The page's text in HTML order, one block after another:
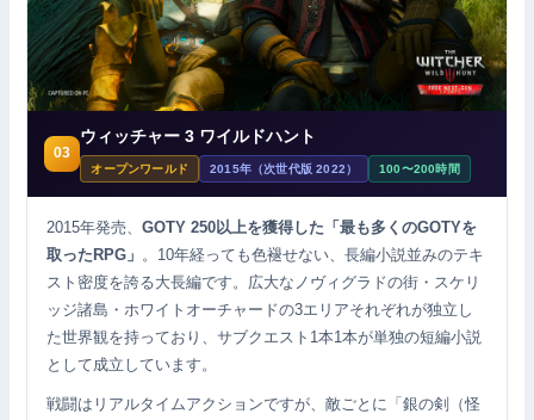
03
ウィッチャー 3 ワイルドハント
オープンワールド 2015年（次世代版 2022） 100〜200時間
2015年発売、GOTY 250以上を獲得した「最も多くのGOTYを
取ったRPG」 。10年経っても色褪せない、長編小説並みのテキ
スト密度を誇る大長編です。広大なノヴィグラドの街・スケリ
ッジ諸島・ホワイトオーチャードの3エリアそれぞれが独立し
た世界観を持っており、サブクエスト1本1本が単独の短編小説
として成立しています。
戦闘はリアルタイムアクションですが、敵ごとに「銀の剣（怪